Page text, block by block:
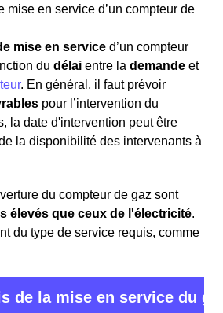
Le coût et le délai de
en fonction de la
et peuvent aller jusqu'à2 mois.
effectué, le logement doit
Qualigazde la part d'un organisme
que l’installation intérieure
en vigueur. Sans ce certificat,
ne pourront pas souscrire une
pour les habitantes de Béchy et
de la région Grand Est sont :
un contrat.
de leur compteur de gaz(PCE)
déjà en place, il est nécessaire
de gaz à son nom
d’énergie avec un fournisseur,
été coupé. Cette procédure
lasouscriptionà un abonnement
du service.
:
pour souscrire un contrat et
vous pour la mise en service.
pour l’intervention du technicien.
nécessaires incluent :
mise en service d’un compteur de
mise en service d’un compteur
du délai entre la demande et
. En général, il faut prévoir
pour l’intervention du
la date d'intervention peut être
la disponibilité des intervenants à
du compteur de gaz sont
élevés que ceux de l'électricité.
du type de service requis, comme
de la mise en service du